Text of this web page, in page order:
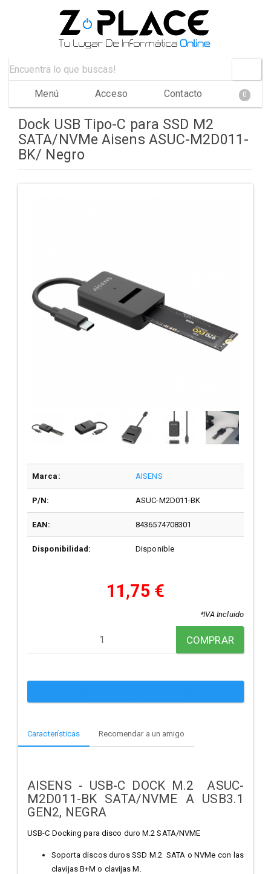
Menú Acceso Contacto 0
Dock USB Tipo-C para SSD M2
SATA/NVMe Aisens ASUC-M2D011-
BK/ Negro
Marca: AISENS
P/N: ASUC-M2D011-BK
EAN: 8436574708301
Disponibilidad: Disponible
11,75 €
*IVA Incluido
COMPRAR
Características Recomendar a un amigo
AISENS - USB-C DOCK M.2 ASUC-
M2D011-BK SATA/NVME A USB3.1
GEN2, NEGRA
USB-C Docking para disco duro M.2 SATA/NVME
Soporta discos duros SSD M.2 SATA o NVMe con las
clavijas B+M o clavijas M.